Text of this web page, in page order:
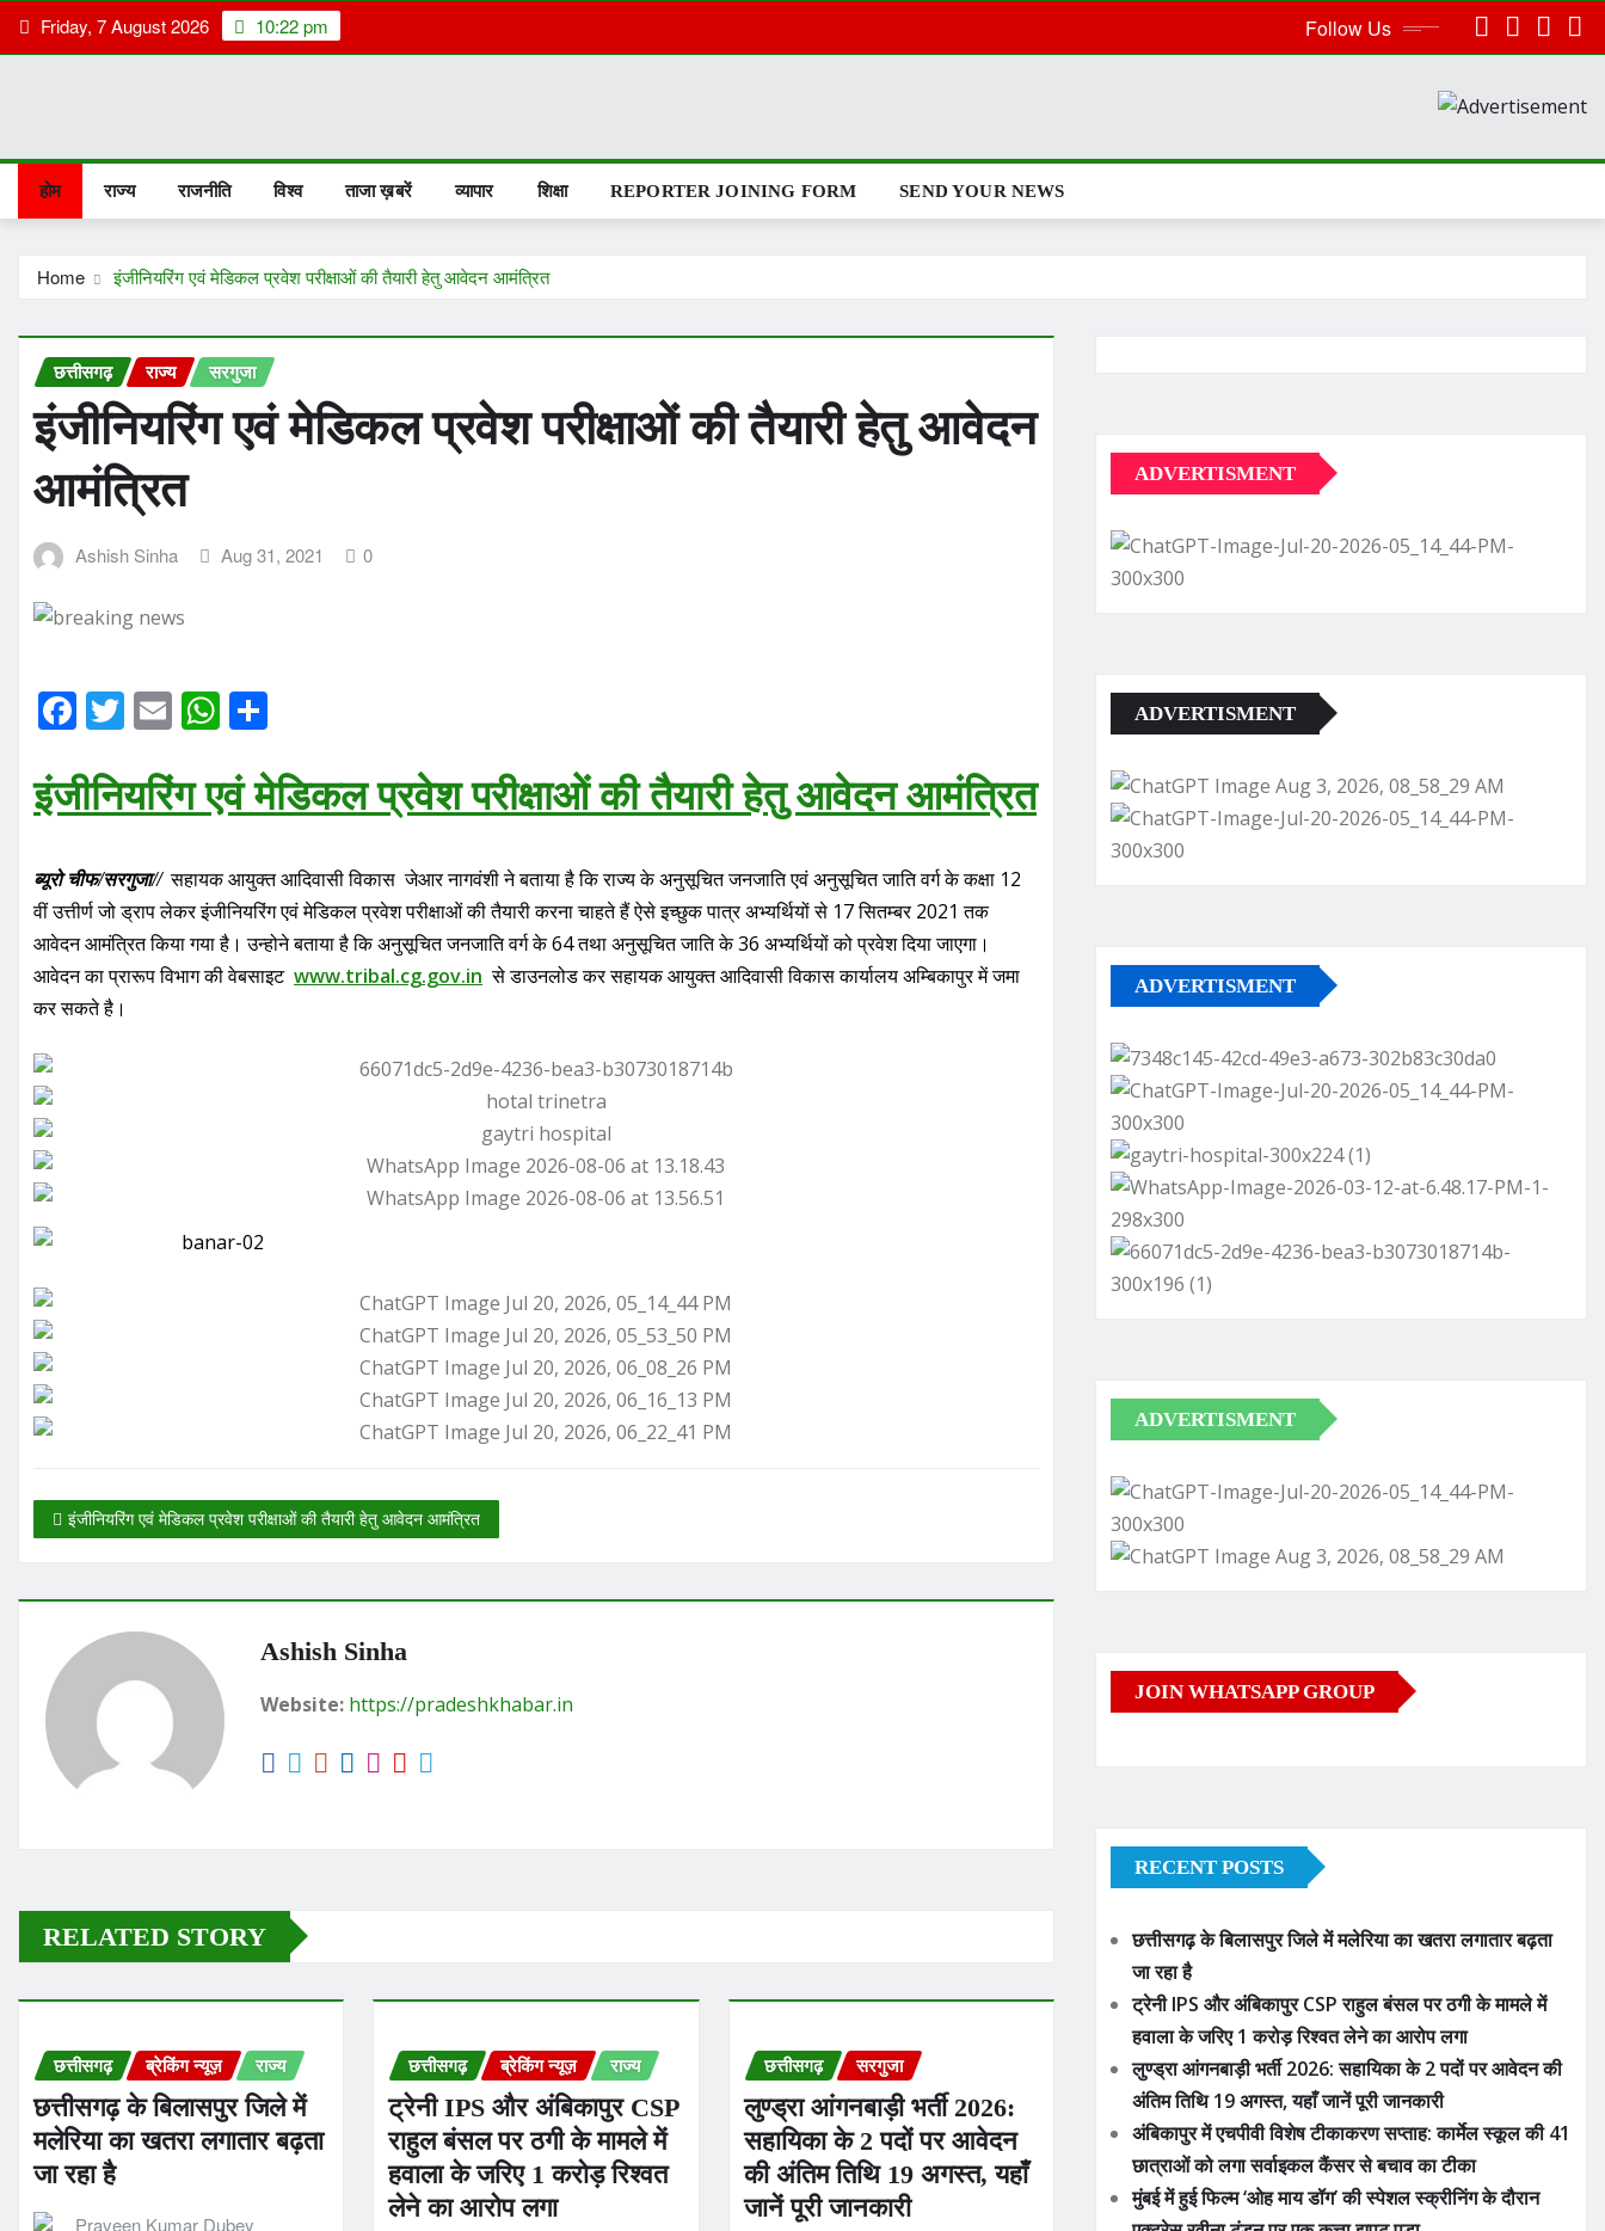
Skip Friday, 7 August 2026 10:22 pm Follow Us
होम राज्य राजनीति विश्व ताजा ख़बरें व्यापार शिक्षा REPORTER JOINING FORM SEND YOUR NEWS
Home इंजीनियरिंग एवं मेडिकल प्रवेश परीक्षाओं की तैयारी हेतु आवेदन आमंत्रित
छत्तीसगढ़ राज्य सरगुजा
इंजीनियरिंग एवं मेडिकल प्रवेश परीक्षाओं की तैयारी हेतु आवेदन
आमंत्रित
Ashish Sinha Aug 31, 2021 0
F
c
e
b
o
o
k
T
it
te
r
E
ai
l
W
at
s
A
p
p
ar
e
इंजीनियरिंग एवं मेडिकल प्रवेश परीक्षाओं की तैयारी हेतु आवेदन आमंत्रित
ब्यूरो चीफ/सरगुजा// सहायक आयुक्त आदिवासी विकास जेआर नागवंशी ने बताया है कि राज्य के अनुसूचित जनजाति एवं अनुसूचित जाति वर्ग के कक्षा 12
वीं उत्तीर्ण जो ड्राप लेकर इंजीनियरिंग एवं मेडिकल प्रवेश परीक्षाओं की तैयारी करना चाहते हैं ऐसे इच्छुक पात्र अभ्यर्थियों से 17 सितम्बर 2021 तक
आवेदन आमंत्रित किया गया है। उन्होने बताया है कि अनुसूचित जनजाति वर्ग के 64 तथा अनुसूचित जाति के 36 अभ्यर्थियों को प्रवेश दिया जाएगा।
आवेदन का प्रारूप विभाग की वेबसाइट www.tribal.cg.gov.in से डाउनलोड कर सहायक आयुक्त आदिवासी विकास कार्यालय अम्बिकापुर में जमा
कर सकते है।
इंजीनियरिंग एवं मेडिकल प्रवेश परीक्षाओं की तैयारी हेतु आवेदन आमंत्रित
Ashish Sinha
Website: https://pradeshkhabar.in
RELATED STORY
छत्तीसगढ़ ब्रेकिंग न्यूज़ राज्य
छत्तीसगढ़ के बिलासपुर जिले में
मलेरिया का खतरा लगातार बढ़ता
जा रहा है
Praveen Kumar Dubey
छत्तीसगढ़ ब्रेकिंग न्यूज़ राज्य
ट्रेनी IPS और अंबिकापुर CSP
राहुल बंसल पर ठगी के मामले में
हवाला के जरिए 1 करोड़ रिश्वत
लेने का आरोप लगा
छत्तीसगढ़ सरगुजा
लुण्ड्रा आंगनबाड़ी भर्ती 2026:
सहायिका के 2 पदों पर आवेदन
की अंतिम तिथि 19 अगस्त, यहाँ
जानें पूरी जानकारी
ADVERTISMENT
ADVERTISMENT
ADVERTISMENT
ADVERTISMENT
JOIN WHATSAPP GROUP
RECENT POSTS
छत्तीसगढ़ के बिलासपुर जिले में मलेरिया का खतरा लगातार बढ़ता
जा रहा है
ट्रेनी IPS और अंबिकापुर CSP राहुल बंसल पर ठगी के मामले में
हवाला के जरिए 1 करोड़ रिश्वत लेने का आरोप लगा
लुण्ड्रा आंगनबाड़ी भर्ती 2026: सहायिका के 2 पदों पर आवेदन की
अंतिम तिथि 19 अगस्त, यहाँ जानें पूरी जानकारी
अंबिकापुर में एचपीवी विशेष टीकाकरण सप्ताह: कार्मेल स्कूल की 41
छात्राओं को लगा सर्वाइकल कैंसर से बचाव का टीका
मुंबई में हुई फिल्म ‘ओह माय डॉग’ की स्पेशल स्क्रीनिंग के दौरान